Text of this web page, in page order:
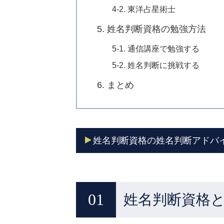
4-2. 東洋占星術士
5. 姓名判断資格の勉強方法
5-1. 通信講座で勉強する
5-2. 姓名判断に挑戦する
6. まとめ
姓名判断資格の姓名判断アドバ
姓名判断資格